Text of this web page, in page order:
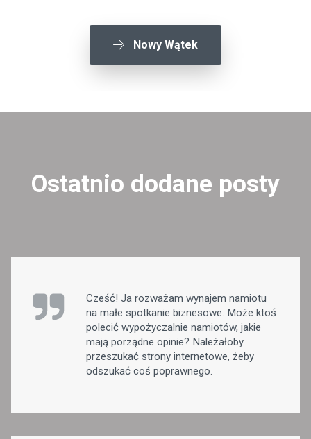
Nowy Wątek
Ostatnio dodane posty
Cześć! Ja rozważam wynajem namiotu
na małe spotkanie biznesowe. Może ktoś
polecić wypożyczalnie namiotów, jakie
mają porządne opinie? Należałoby
przeszukać strony internetowe, żeby
odszukać coś poprawnego.